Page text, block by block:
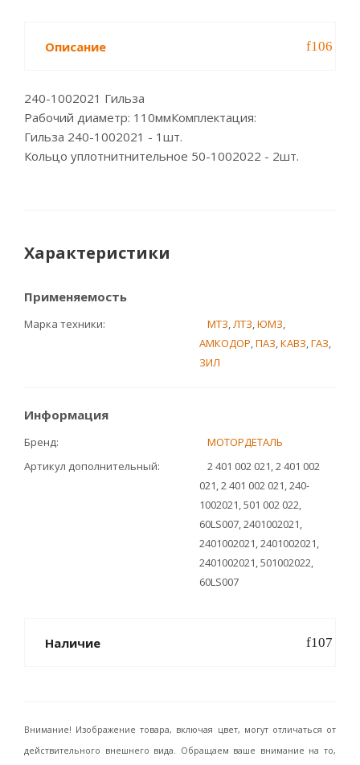
Описание
240-1002021 Гильза
Рабочий диаметр: 110ммКомплектация:
Гильза 240-1002021 - 1шт.
Кольцо уплотнитнительное 50-1002022 - 2шт.
Характеристики
Применяемость
Марка техники МТЗ,ЛТЗ,ЮМЗ,
АМКОДОР,ПАЗ,КАВЗ,ГАЗ,
ЗИЛ
Информация
Бренд
МОТОРДЕТАЛЬ
Артикул дополнительный
2 401 002 021, 2 401 002
021, 2 401 002 021, 240-
1002021, 501 002 022,
60LS007, 2401002021,
2401002021, 2401002021,
2401002021, 501002022,
60LS007
Наличие
Внимание! Изображение товара, включая цвет, могут отличаться от
действительного внешнего вида. Обращаем ваше внимание на то,